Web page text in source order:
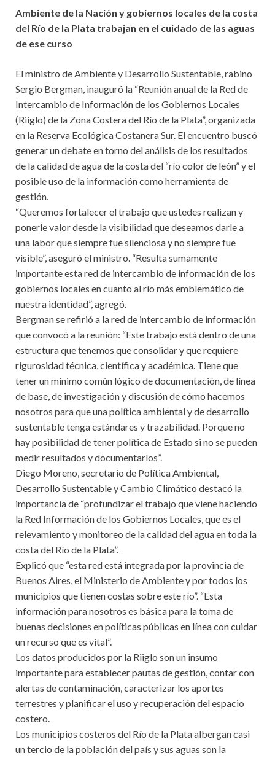
Ambiente de la Nación y gobiernos locales de la costa
del Río de la Plata trabajan en el cuidado de las aguas
de ese curso
El ministro de Ambiente y Desarrollo Sustentable, rabino
Sergio Bergman, inauguró la “Reunión anual de la Red de
Intercambio de Información de los Gobiernos Locales
(Riiglo) de la Zona Costera del Río de la Plata”, organizada
en la Reserva Ecológica Costanera Sur. El encuentro buscó
generar un debate en torno del análisis de los resultados
de la calidad de agua de la costa del “río color de león” y el
posible uso de la información como herramienta de
gestión.
“Queremos fortalecer el trabajo que ustedes realizan y
ponerle valor desde la visibilidad que deseamos darle a
una labor que siempre fue silenciosa y no siempre fue
visible”, aseguró el ministro. “Resulta sumamente
importante esta red de intercambio de información de los
gobiernos locales en cuanto al río más emblemático de
nuestra identidad”, agregó.
Bergman se refirió a la red de intercambio de información
que convocó a la reunión: “Este trabajo está dentro de una
estructura que tenemos que consolidar y que requiere
rigurosidad técnica, científica y académica. Tiene que
tener un mínimo común lógico de documentación, de línea
de base, de investigación y discusión de cómo hacemos
nosotros para que una política ambiental y de desarrollo
sustentable tenga estándares y trazabilidad. Porque no
hay posibilidad de tener política de Estado si no se pueden
medir resultados y documentarlos”.
Diego Moreno, secretario de Política Ambiental,
Desarrollo Sustentable y Cambio Climático destacó la
importancia de “profundizar el trabajo que viene haciendo
la Red Información de los Gobiernos Locales, que es el
relevamiento y monitoreo de la calidad del agua en toda la
costa del Río de la Plata”.
Explicó que “esta red está integrada por la provincia de
Buenos Aires, el Ministerio de Ambiente y por todos los
municipios que tienen costas sobre este río”. “Esta
información para nosotros es básica para la toma de
buenas decisiones en políticas públicas en línea con cuidar
un recurso que es vital”.
Los datos producidos por la Riiglo son un insumo
importante para establecer pautas de gestión, contar con
alertas de contaminación, caracterizar los aportes
terrestres y planificar el uso y recuperación del espacio
costero.
Los municipios costeros del Río de la Plata albergan casi
un tercio de la población del país y sus aguas son la